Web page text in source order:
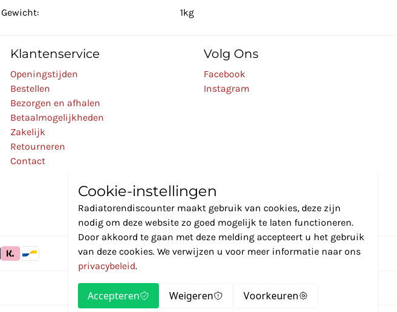
Gewicht: 1kg
Klantenservice
Openingstijden
Bestellen
Bezorgen en afhalen
Betaalmogelijkheden
Zakelijk
Retourneren
Contact
Volg Ons
Facebook
Instagram
Cookie-instellingen
Radiatorendiscounter maakt gebruik van cookies, deze zijn
nodig om deze website zo goed mogelijk te laten functioneren.
Door akkoord te gaan met deze melding accepteert u het gebruik
van deze cookies. We verwijzen u voor meer informatie naar ons
privacybeleid.
Accepteren Weigeren Voorkeuren